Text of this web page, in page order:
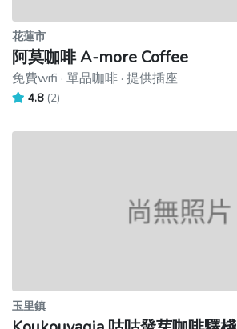
花蓮市
阿莫咖啡 A-more Coffee
免費wifi · 單品咖啡 · 提供插座
4.8 (2)
玉里鎮